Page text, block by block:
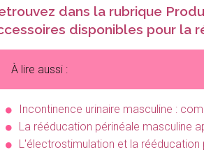
dans la rubrique
disponibles pour la
À lire aussi :
Incontinence urinaire masculine :
La rééducation périnéale masculine
L'électrostimulation et la rééducation